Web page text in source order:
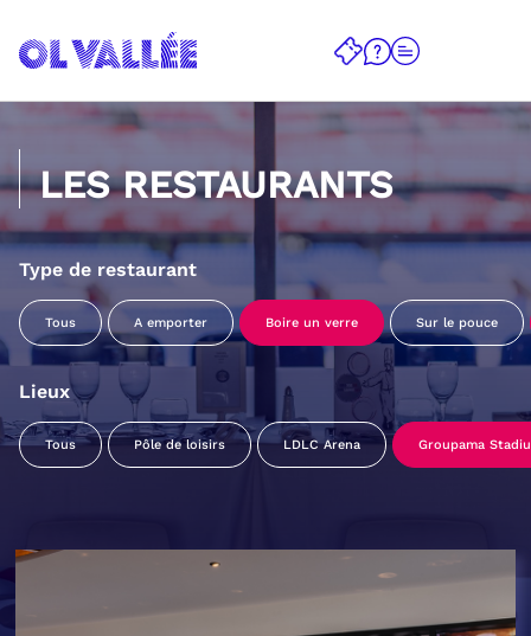
LES RESTAURANTS
Type de restaurant
Tous A emporter Boire un verre Sur le pouce
Lieux
Tous Pôle de loisirs LDLC Arena Groupama